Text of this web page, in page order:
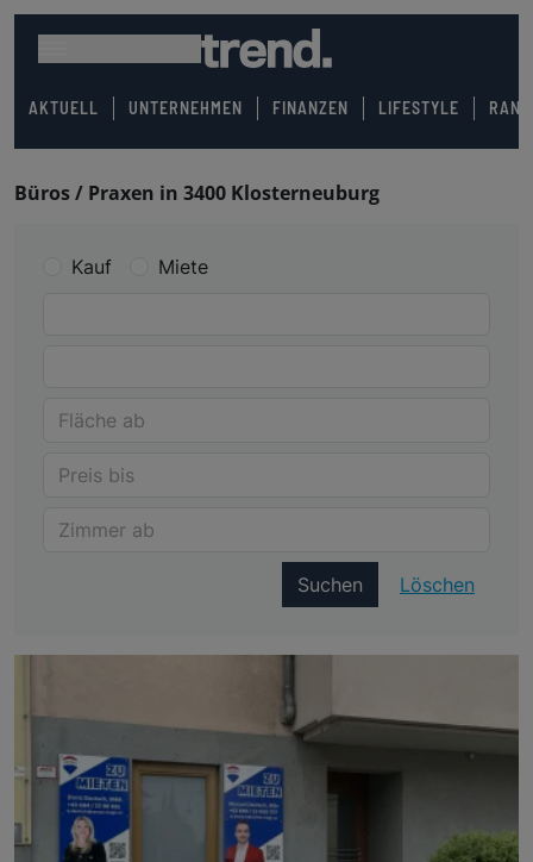
AKTUELL UNTERNEHMEN FINANZEN LIFESTYLE
Büros / Praxen in 3400 Klosterneuburg
Kauf Miete
Suchen Löschen